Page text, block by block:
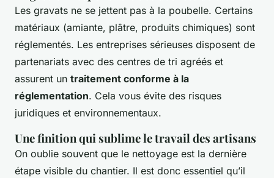
Les gravats ne se jettent pas à la poubelle. Certains
matériaux (amiante, plâtre, produits chimiques) sont
réglementés. Les entreprises sérieuses disposent de
partenariats avec des centres de tri agréés et
assurent un traitement conforme à la
réglementation. Cela vous évite des risques
juridiques et environnementaux.
Une finition qui sublime le travail des artisans
On oublie souvent que le nettoyage est la dernière
étape visible du chantier. Il est donc essentiel qu’il